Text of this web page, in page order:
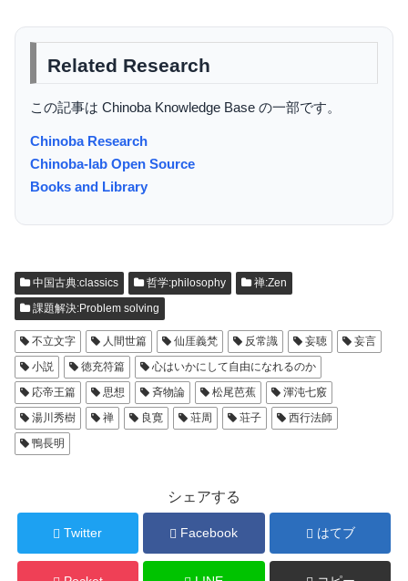
Related Research
この記事は Chinoba Knowledge Base の一部です。
Chinoba Research
Chinoba-lab Open Source
Books and Library
中国古典:classics 哲学:philosophy
禅:Zen
課題解決:Problem solving
不立文字 人間世篇 仙厓義梵 反常識 妄聴
妄言
小説
徳充符篇
心はいかにして自由になれるのか
応帝王篇
思想 斉物論 松尾芭蕉
渾沌七竅
湯川秀樹
禅 良寛 荘周 荘子
西行法師
鴨長明
シェアする
Twitter Facebook はてブ